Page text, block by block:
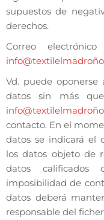
supuestos de
derechos.
Correo electrónico
Vd. puede
datos sin más
contacto. En el
datos se indicará el
los datos objeto de
datos calificados
imposibilidad de
datos deberá
responsable del